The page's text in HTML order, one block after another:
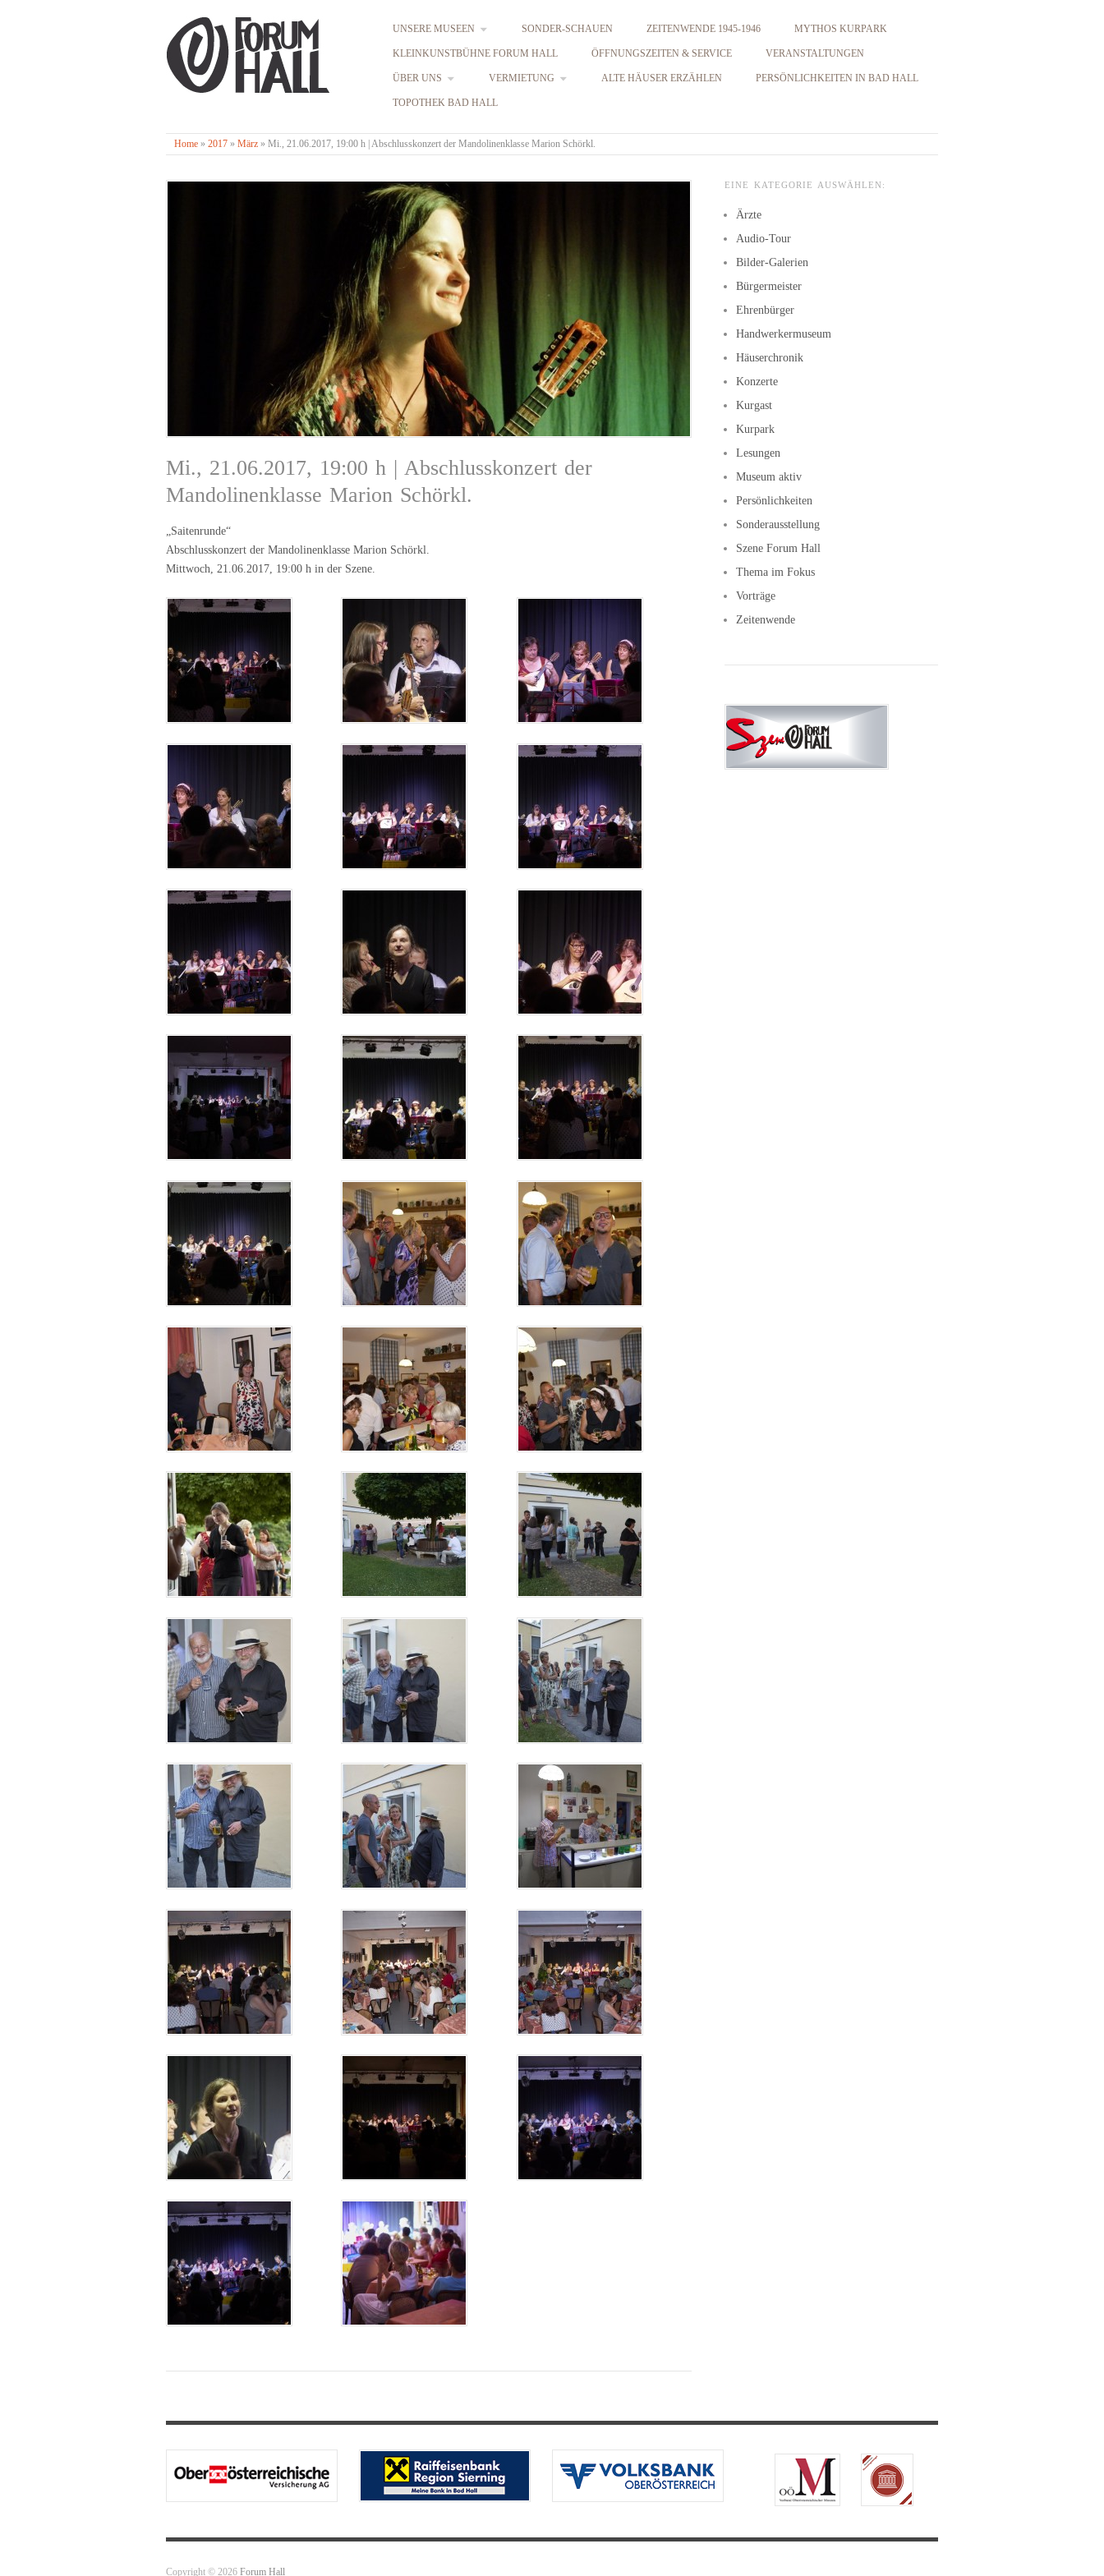
UNSERE MUSEEN SONDER-SCHAUEN ZEITENWENDE 1945-1946 MYTHOS KURPARK
KLEINKUNSTBÜHNE FORUM HALL ÖFFNUNGSZEITEN & SERVICE VERANSTALTUNGEN
ÜBER UNS VERMIETUNG ALTE HÄUSER ERZÄHLEN PERSÖNLICHKEITEN IN BAD HALL
TOPOTHEK BAD HALL
Home » 2017 » März » Mi., 21.06.2017, 19:00 h | Abschlusskonzert der Mandolinenklasse Marion Schörkl.
Mi., 21.06.2017, 19:00 h | Abschlusskonzert der
Mandolinenklasse Marion Schörkl.
„Saitenrunde“
Abschlusskonzert der Mandolinenklasse Marion Schörkl.
Mittwoch, 21.06.2017, 19:00 h in der Szene.
EINE KATEGORIE AUSWÄHLEN:
Ärzte
Audio-Tour
Bilder-Galerien
Bürgermeister
Ehrenbürger
Handwerkermuseum
Häuserchronik
Konzerte
Kurgast
Kurpark
Lesungen
Museum aktiv
Persönlichkeiten
Sonderausstellung
Szene Forum Hall
Thema im Fokus
Vorträge
Zeitenwende
Copyright © 2026 Forum Hall